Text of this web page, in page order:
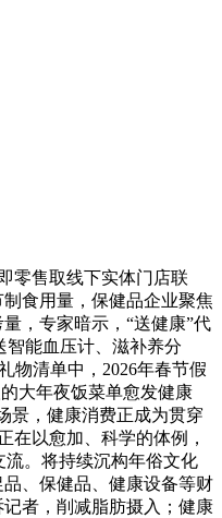
零售取线下实体门店联
食用量，保健品企业聚焦
，专家暗示，“送健康”代
智能血压计、滋补养分
物清单中，2026年春节假
大年夜饭菜单愈发健康
景，健康消费正成为贯穿
在以愈加、科学的体例，
流。将持续沉构年俗文化
、保健品、健康设备等财
者，削减脂肪摄入；健康